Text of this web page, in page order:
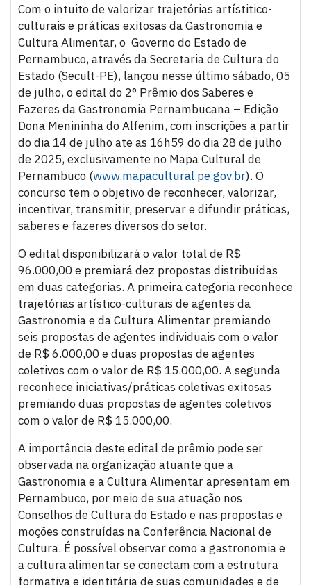
Com o intuito de valorizar trajetórias artístitico-
culturais e práticas exitosas da Gastronomia e
Cultura Alimentar, o Governo do Estado de
Pernambuco, através da Secretaria de Cultura do
Estado (Secult-PE), lançou nesse último sábado, 05
de julho, o edital do 2° Prêmio dos Saberes e
Fazeres da Gastronomia Pernambucana – Edição
Dona Menininha do Alfenim, com inscrições a partir
do dia 14 de julho ate as 16h59 do dia 28 de julho
de 2025, exclusivamente no Mapa Cultural de
Pernambuco (www.mapacultural.pe.gov.br). O
concurso tem o objetivo de reconhecer, valorizar,
incentivar, transmitir, preservar e difundir práticas,
saberes e fazeres diversos do setor.
O edital disponibilizará o valor total de R$
96.000,00 e premiará dez propostas distribuídas
em duas categorias. A primeira categoria reconhece
trajetórias artístico-culturais de agentes da
Gastronomia e da Cultura Alimentar premiando
seis propostas de agentes individuais com o valor
de R$ 6.000,00 e duas propostas de agentes
coletivos com o valor de R$ 15.000,00. A segunda
reconhece iniciativas/práticas coletivas exitosas
premiando duas propostas de agentes coletivos
com o valor de R$ 15.000,00.
A importância deste edital de prêmio pode ser
observada na organização atuante que a
Gastronomia e a Cultura Alimentar apresentam em
Pernambuco, por meio de sua atuação nos
Conselhos de Cultura do Estado e nas propostas e
moções construídas na Conferência Nacional de
Cultura. É possível observar como a gastronomia e
a cultura alimentar se conectam com a estrutura
formativa e identitária de suas comunidades e de